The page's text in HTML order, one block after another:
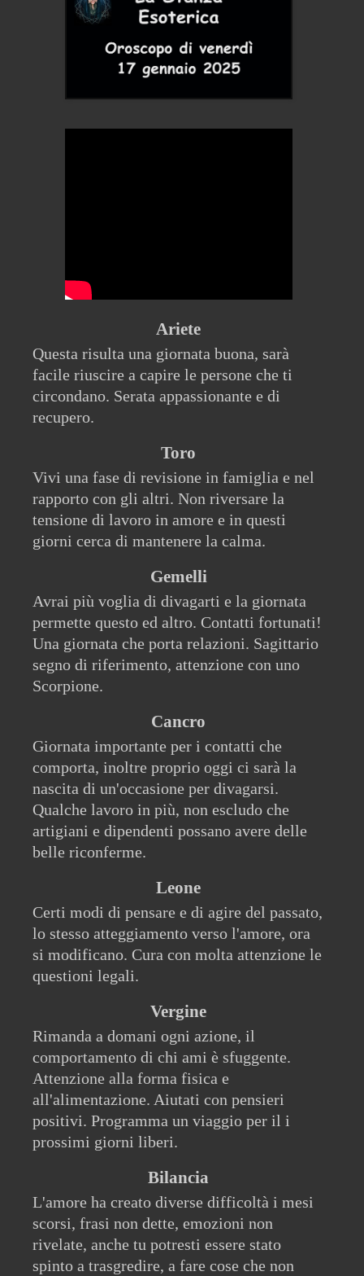
Ariete
Questa risulta una giornata buona, sarà
facile riuscire a capire le persone che ti
circondano. Serata appassionante e di
recupero.
Toro
Vivi una fase di revisione in famiglia e nel
rapporto con gli altri. Non riversare la
tensione di lavoro in amore e in questi
giorni cerca di mantenere la calma.
Gemelli
Avrai più voglia di divagarti e la giornata
permette questo ed altro. Contatti fortunati!
Una giornata che porta relazioni. Sagittario
segno di riferimento, attenzione con uno
Scorpione.
Cancro
Giornata importante per i contatti che
comporta, inoltre proprio oggi ci sarà la
nascita di un'occasione per divagarsi.
Qualche lavoro in più, non escludo che
artigiani e dipendenti possano avere delle
belle riconferme.
Leone
Certi modi di pensare e di agire del passato,
lo stesso atteggiamento verso l'amore, ora
si modificano. Cura con molta attenzione le
questioni legali.
Vergine
Rimanda a domani ogni azione, il
comportamento di chi ami è sfuggente.
Attenzione alla forma fisica e
all'alimentazione. Aiutati con pensieri
positivi. Programma un viaggio per il i
prossimi giorni liberi.
Bilancia
L'amore ha creato diverse difficoltà i mesi
scorsi, frasi non dette, emozioni non
rivelate, anche tu potresti essere stato
spinto a trasgredire, a fare cose che non